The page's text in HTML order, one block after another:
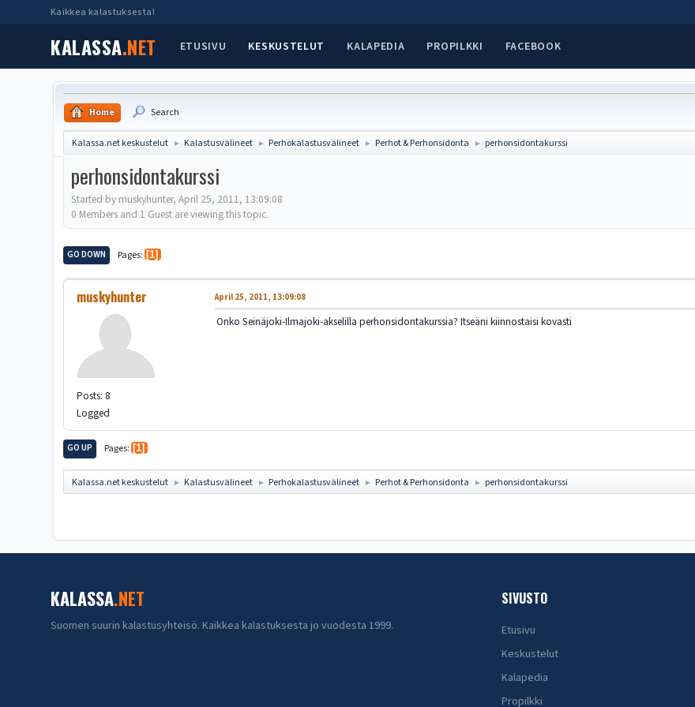
Kaikkea kalastuksesta!
KALASSA.NET ETUSIVU KESKUSTELUT KALAPEDIA PROPILKKI FACEBOOK
Home Search
Kalassa.net keskustelut ► Kalastusvälineet ► Perhokalastusvälineet ► Perhot & Perhonsidonta ► perhonsidontakurssi
perhonsidontakurssi
Started by muskyhunter, April 25, 2011, 13:09:08
0 Members and 1 Guest are viewing this topic.
GO DOWN Pages 1
muskyhunter
Posts: 8
Logged
April 25, 2011, 13:09:08
Onko Seinäjoki-Ilmajoki-akselilla perhonsidontakurssia? Itseäni kiinnostaisi kovasti
GO UP Pages 1
Kalassa.net keskustelut ► Kalastusvälineet ► Perhokalastusvälineet ► Perhot & Perhonsidonta ► perhonsidontakurssi
KALASSA.NET
Suomen suurin kalastusyhteisö. Kaikkea kalastuksesta jo vuodesta 1999.
SIVUSTO
Etusivu
Keskustelut
Kalapedia
Propilkki